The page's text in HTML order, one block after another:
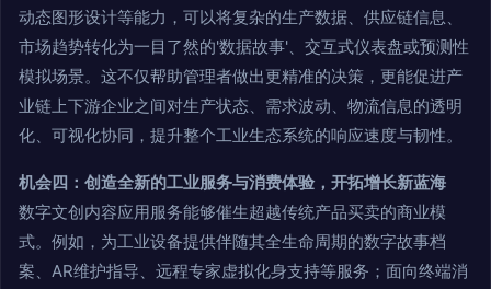
动态图形设计等能力，可以将复杂的生产数据、供应链信息、
市场趋势转化为一目了然的'数据故事'、交互式仪表盘或预测性
模拟场景。这不仅帮助管理者做出更精准的决策，更能促进产
业链上下游企业之间对生产状态、需求波动、物流信息的透明
化、可视化协同，提升整个工业生态系统的响应速度与韧性。
机会四：创造全新的工业服务与消费体验，开拓增长新蓝海
数字文创内容应用服务能够催生超越传统产品买卖的商业模
式。例如，为工业设备提供伴随其全生命周期的数字故事档
案、AR维护指导、远程专家虚拟化身支持等服务；面向终端消